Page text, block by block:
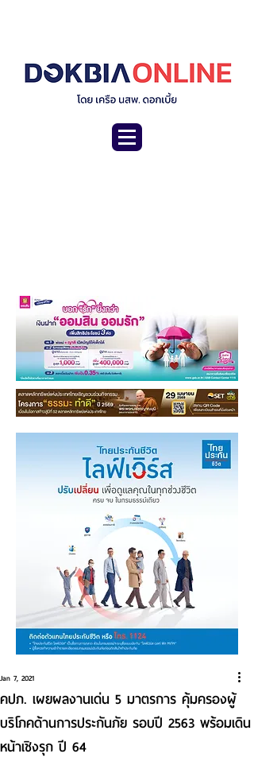
คปภ. เผยผลงานเด่น 5 มาตรการ คุ้มครองผู้
บริโภคด้านการประกันภัย รอบปี 2563 พร้อมเดิน
หน้าเชิงรุก ปี 64
Jan 7, 2021